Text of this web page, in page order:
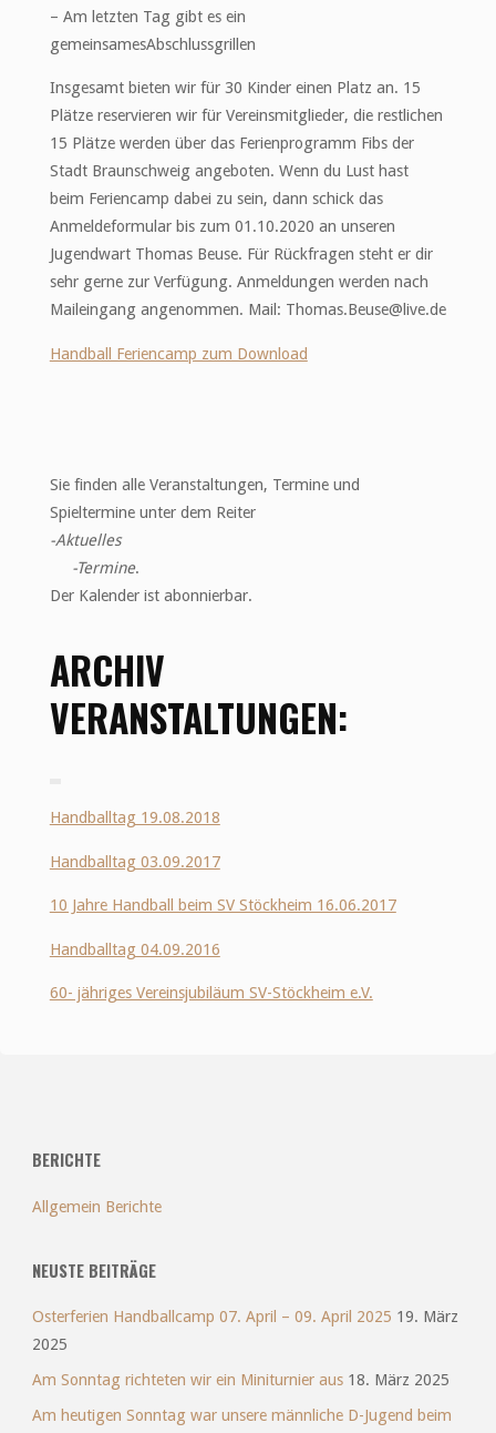
– Am letzten Tag gibt es ein
gemeinsamesAbschlussgrillen
Insgesamt bieten wir für 30 Kinder einen Platz an. 15
Plätze reservieren wir für Vereinsmitglieder, die restlichen
15 Plätze werden über das Ferienprogramm Fibs der
Stadt Braunschweig angeboten. Wenn du Lust hast
beim Feriencamp dabei zu sein, dann schick das
Anmeldeformular bis zum 01.10.2020 an unseren
Jugendwart Thomas Beuse. Für Rückfragen steht er dir
sehr gerne zur Verfügung. Anmeldungen werden nach
Maileingang angenommen. Mail: Thomas.Beuse@live.de
Handball Feriencamp zum Download
Sie finden alle Veranstaltungen, Termine und
Spieltermine unter dem Reiter
-Aktuelles
-Termine.
Der Kalender ist abonnierbar.
ARCHIV
VERANSTALTUNGEN:
Handballtag 19.08.2018
Handballtag 03.09.2017
10 Jahre Handball beim SV Stöckheim 16.06.2017
Handballtag 04.09.2016
60- jähriges Vereinsjubiläum SV-Stöckheim e.V.
BERICHTE
Allgemein Berichte
NEUSTE BEITRÄGE
Osterferien Handballcamp 07. April – 09. April 2025 19. März
2025
Am Sonntag richteten wir ein Miniturnier aus 18. März 2025
Am heutigen Sonntag war unsere männliche D-Jugend beim